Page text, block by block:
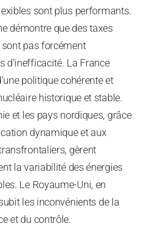
sont plus performants.
démontre que des taxes
sont pas forcément
d’inefficacité. La France
politique cohérente et
historique et stable.
et les pays nordiques, grâce
dynamique et aux
gèrent
la variabilité des énergies
Le Royaume-Uni, en
les inconvénients de la
et du contrôle.